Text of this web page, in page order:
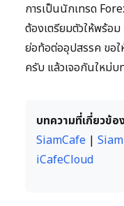
การเป็นนักเทรด
ต้องเตรียมตัวให้พร้อ
ย่อท้อต่ออุปสรรค ขอ
ครับ แล้วเจอกันใหม่บ
บทความที่เกี่ยวข้อ
SiamCafe |
iCafeCloud